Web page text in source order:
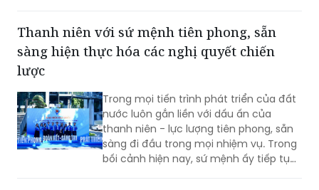
tổ chức bộ máy, phấn đấu tăng trưởng
kinh tế "hai con số", công tác xây dựng
cho sự phát triển nhanh và bền vững
của đất nước.
Thanh niên với sứ mệnh tiên phong, sẵn
sàng hiện thực hóa các nghị quyết chiến
lược
Trong mọi tiến trình phát triển của đất
nước luôn gắn liền với dấu ấn của
thanh niên - lực lượng tiên phong, sẵn
sàng đi đầu trong mọi nhiệm vụ. Trong
bối cảnh hiện nay, sứ mệnh ấy tiếp tục